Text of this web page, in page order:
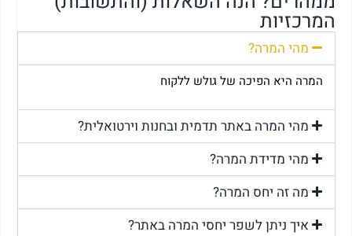
המרכזיות
מהי המרה?
המרה היא הפיכה של גולש ללקוח
מהי המרה באתר תדמית ובחנות וירטואלית?
מהי מדידת המרה?
מה זה יחס המרה?
איך ניתן לשפר יחסי המרה באתר?